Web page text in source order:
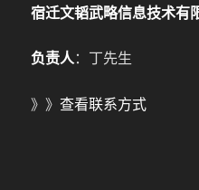
宿迁文韬武略信息技术有
负责人：丁先生
》》 查看联系方式